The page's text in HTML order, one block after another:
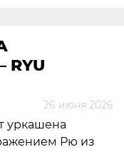
RYU
26 июня 2026
уркашена
Рю из